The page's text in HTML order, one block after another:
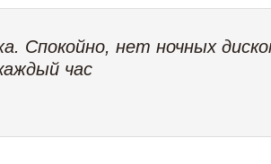
Спокойно, нет ночных
час